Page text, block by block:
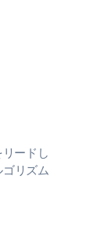
ードし
リズム